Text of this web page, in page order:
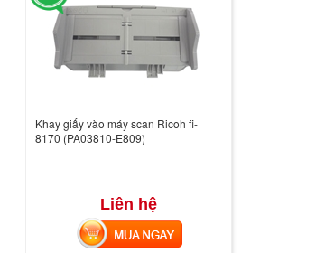
Khay giấy vào máy scan Ricoh fi-
8170 (PA03810-E809)
Liên hệ
MUA NGAY